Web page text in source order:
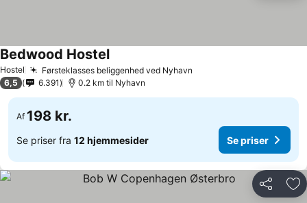
Hostel Førsteklasses beliggenhed ved Nyhavn
Bedwood Hostel
6,5 6.391 0.2 km til Nyhavn
Af 198 kr.
Se priser fra 12 hjemmesider Se priser
Del